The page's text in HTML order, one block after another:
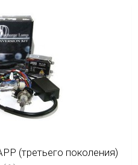
(третьего поколения)